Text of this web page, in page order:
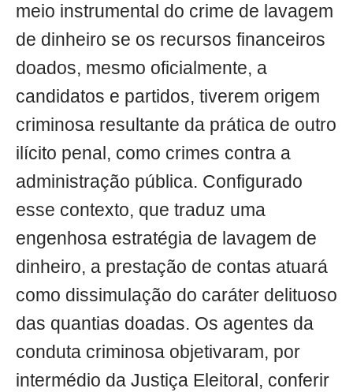
meio instrumental do crime de lavagem
de dinheiro se os recursos financeiros
doados, mesmo oficialmente, a
candidatos e partidos, tiverem origem
criminosa resultante da prática de outro
ilícito penal, como crimes contra a
administração pública. Configurado
esse contexto, que traduz uma
engenhosa estratégia de lavagem de
dinheiro, a prestação de contas atuará
como dissimulação do caráter delituoso
das quantias doadas. Os agentes da
conduta criminosa objetivaram, por
intermédio da Justiça Eleitoral, conferir